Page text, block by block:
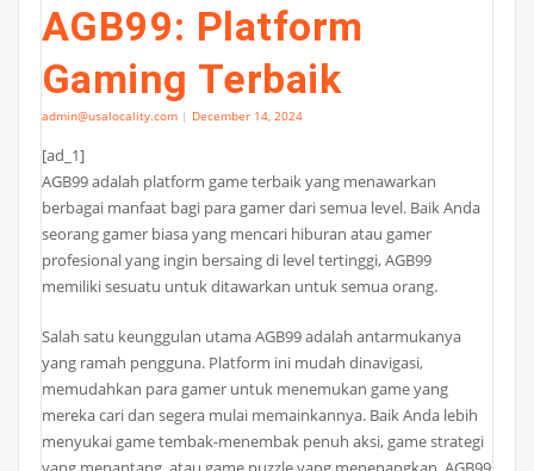
AGB99: Platform
Gaming Terbaik
admin@usalocality.com | December 14, 2024
[ad_1]
AGB99 adalah platform game terbaik yang menawarkan
berbagai manfaat bagi para gamer dari semua level. Baik Anda
seorang gamer biasa yang mencari hiburan atau gamer
profesional yang ingin bersaing di level tertinggi, AGB99
memiliki sesuatu untuk ditawarkan untuk semua orang.
Salah satu keunggulan utama AGB99 adalah antarmukanya
yang ramah pengguna. Platform ini mudah dinavigasi,
memudahkan para gamer untuk menemukan game yang
mereka cari dan segera mulai memainkannya. Baik Anda lebih
menyukai game tembak-menembak penuh aksi, game strategi